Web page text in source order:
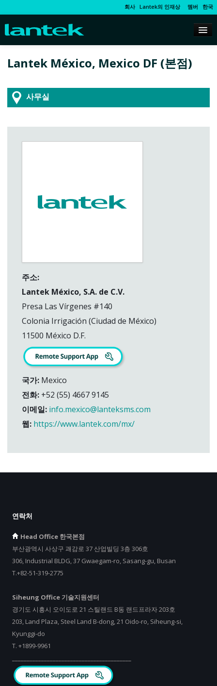
회사 Lantek의 인재상 멤버 한국
Lantek México, Mexico DF (본점)
사무실
주소:
Lantek México, S.A. de C.V.
Presa Las Vírgenes #140
Colonia Irrigación (Ciudad de México)
11500 México D.F.
국가: Mexico
전화: +52 (55) 4667 9145
이메일: info.mexico@lanteksms.com
웹: https://www.lantek.com/mx/
연락처
Head Office 한국본점
부산광역시 사상구 괘감로 37 산업빌딩 3층 306호
306, Industrial BLDG, 37 Gwaegam-ro, Sasang-gu, Busan
T.+82-51-319-2775
Siheung Office 기술지원센터
경기도 시흥시 오이도로 21 스틸랜드 B동 랜드프라자 203호
203, Land Plaza, Steel Land B-dong, 21 Oido-ro, Siheung-si,
Kyunggi-do
T. +1899-9961